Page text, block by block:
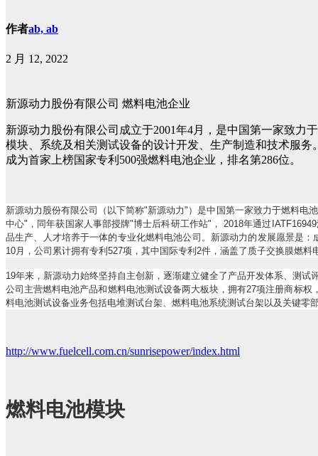
作者ab, ab
2 月 12, 2022
新源动力股份有限公司 燃料电池企业
新源动力股份有限公司成立于2001年4月，是中国第一家致
模块、系统及相关测试设备的设计开发、生产制造和技术服
成为首家上榜国家专利500强燃料电池企业，排名第286位。
新源动力股份有限公司（以下简称"新源动力" ）是中国第一家致力于燃料电
中心" ，同年获国家人事部授牌"博士后科研工作站" ， 2018年通过 IATF16949
品生产、人才培养于一体的专业化燃料电池公司。新源动力的发展愿景是
10月，公司累计拥有专利 527项，其中国际专利 2件，涵盖了质子交换膜燃料
19年来，新源动力始终坚持自主创新，逐渐建立健全了产品开发体系、测
公司主营燃料电池产品和燃料电池测试设备两大板块，拥有27项注册商标权
料电池测试设备业务包括电堆测试台架、燃料电池系统测试台架以及关键零
http://www.fuelcell.com.cn/sunrisepower/index.html
燃料电池模块